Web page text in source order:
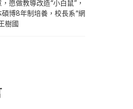
愿做教導改造“小白鼠”，
碩博8年制培養，校長系“網
樹國